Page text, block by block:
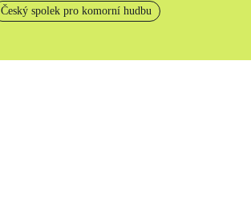
Český spolek pro komorní hudbu